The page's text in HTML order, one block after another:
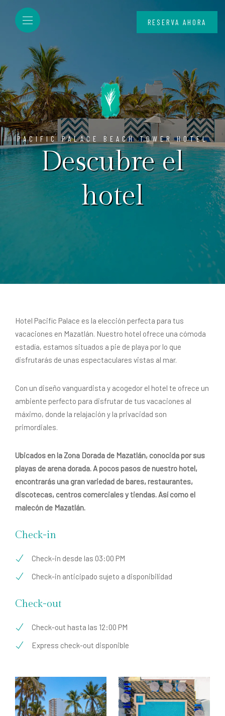
RESERVA AHORA
PACIFIC PALACE BEACH TOWER HOTEL
Descubre el
hotel
Hotel Pacific Palace es la elección perfecta para tus
vacaciones en Mazatlán. Nuestro hotel ofrece una cómoda
estadía, estamos situados a pie de playa por lo que
disfrutarás de unas espectaculares vistas al mar.
Con un diseño vanguardista y acogedor el hotel te ofrece un
ambiente perfecto para disfrutar de tus vacaciones al
máximo, donde la relajación y la privacidad son
primordiales.
Ubicados en la Zona Dorada de Mazatlán, conocida por sus
playas de arena dorada. A pocos pasos de nuestro hotel,
encontrarás una gran variedad de bares, restaurantes,
discotecas, centros comerciales y tiendas. Así como el
malecón de Mazatlán.
Check-in
Check-in desde las 03:00 PM
Check-in anticipado sujeto a disponibilidad
Check-out
Check-out hasta las 12:00 PM
Express check-out disponible